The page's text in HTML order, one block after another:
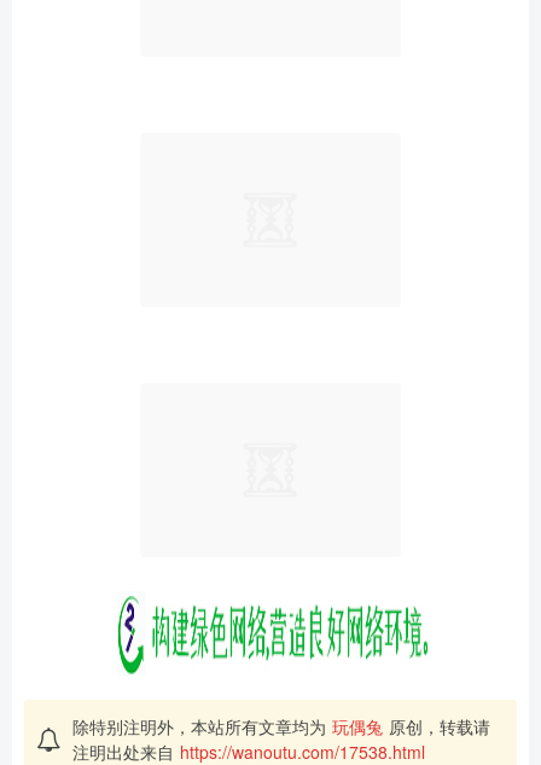
除特别注明外，本站所有文章均为 玩偶兔 原创，转载请
注明出处来自 https://wanoutu.com/17538.html